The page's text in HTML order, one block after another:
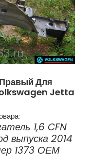
Для
Jetta
1,6 CFN
выпуска 2014
1373 ОЕМ